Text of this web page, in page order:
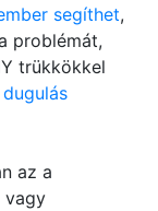
segíthet,
problémát,
trükkökkel
az a
vagy